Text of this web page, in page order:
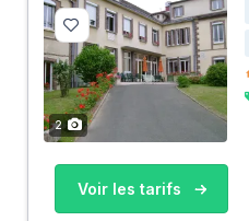
2
Voir les tarifs